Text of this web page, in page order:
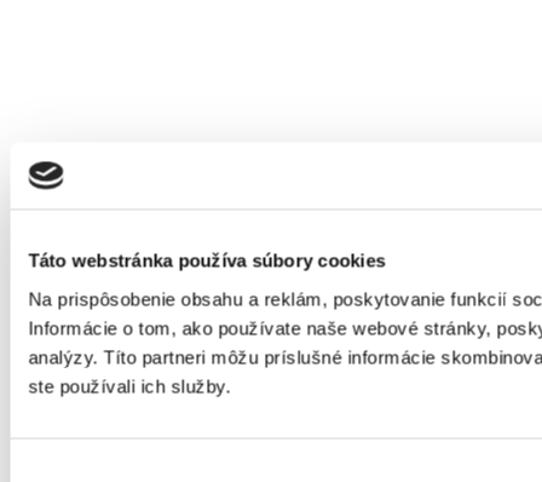
Táto webstránka používa súbory cookies
Na prispôsobenie obsahu a reklám, poskytovanie funkcií
Informácie o tom, ako používate naše webové stránky,
analýzy. Títo partneri môžu príslušné informácie
ste používali ich služby.